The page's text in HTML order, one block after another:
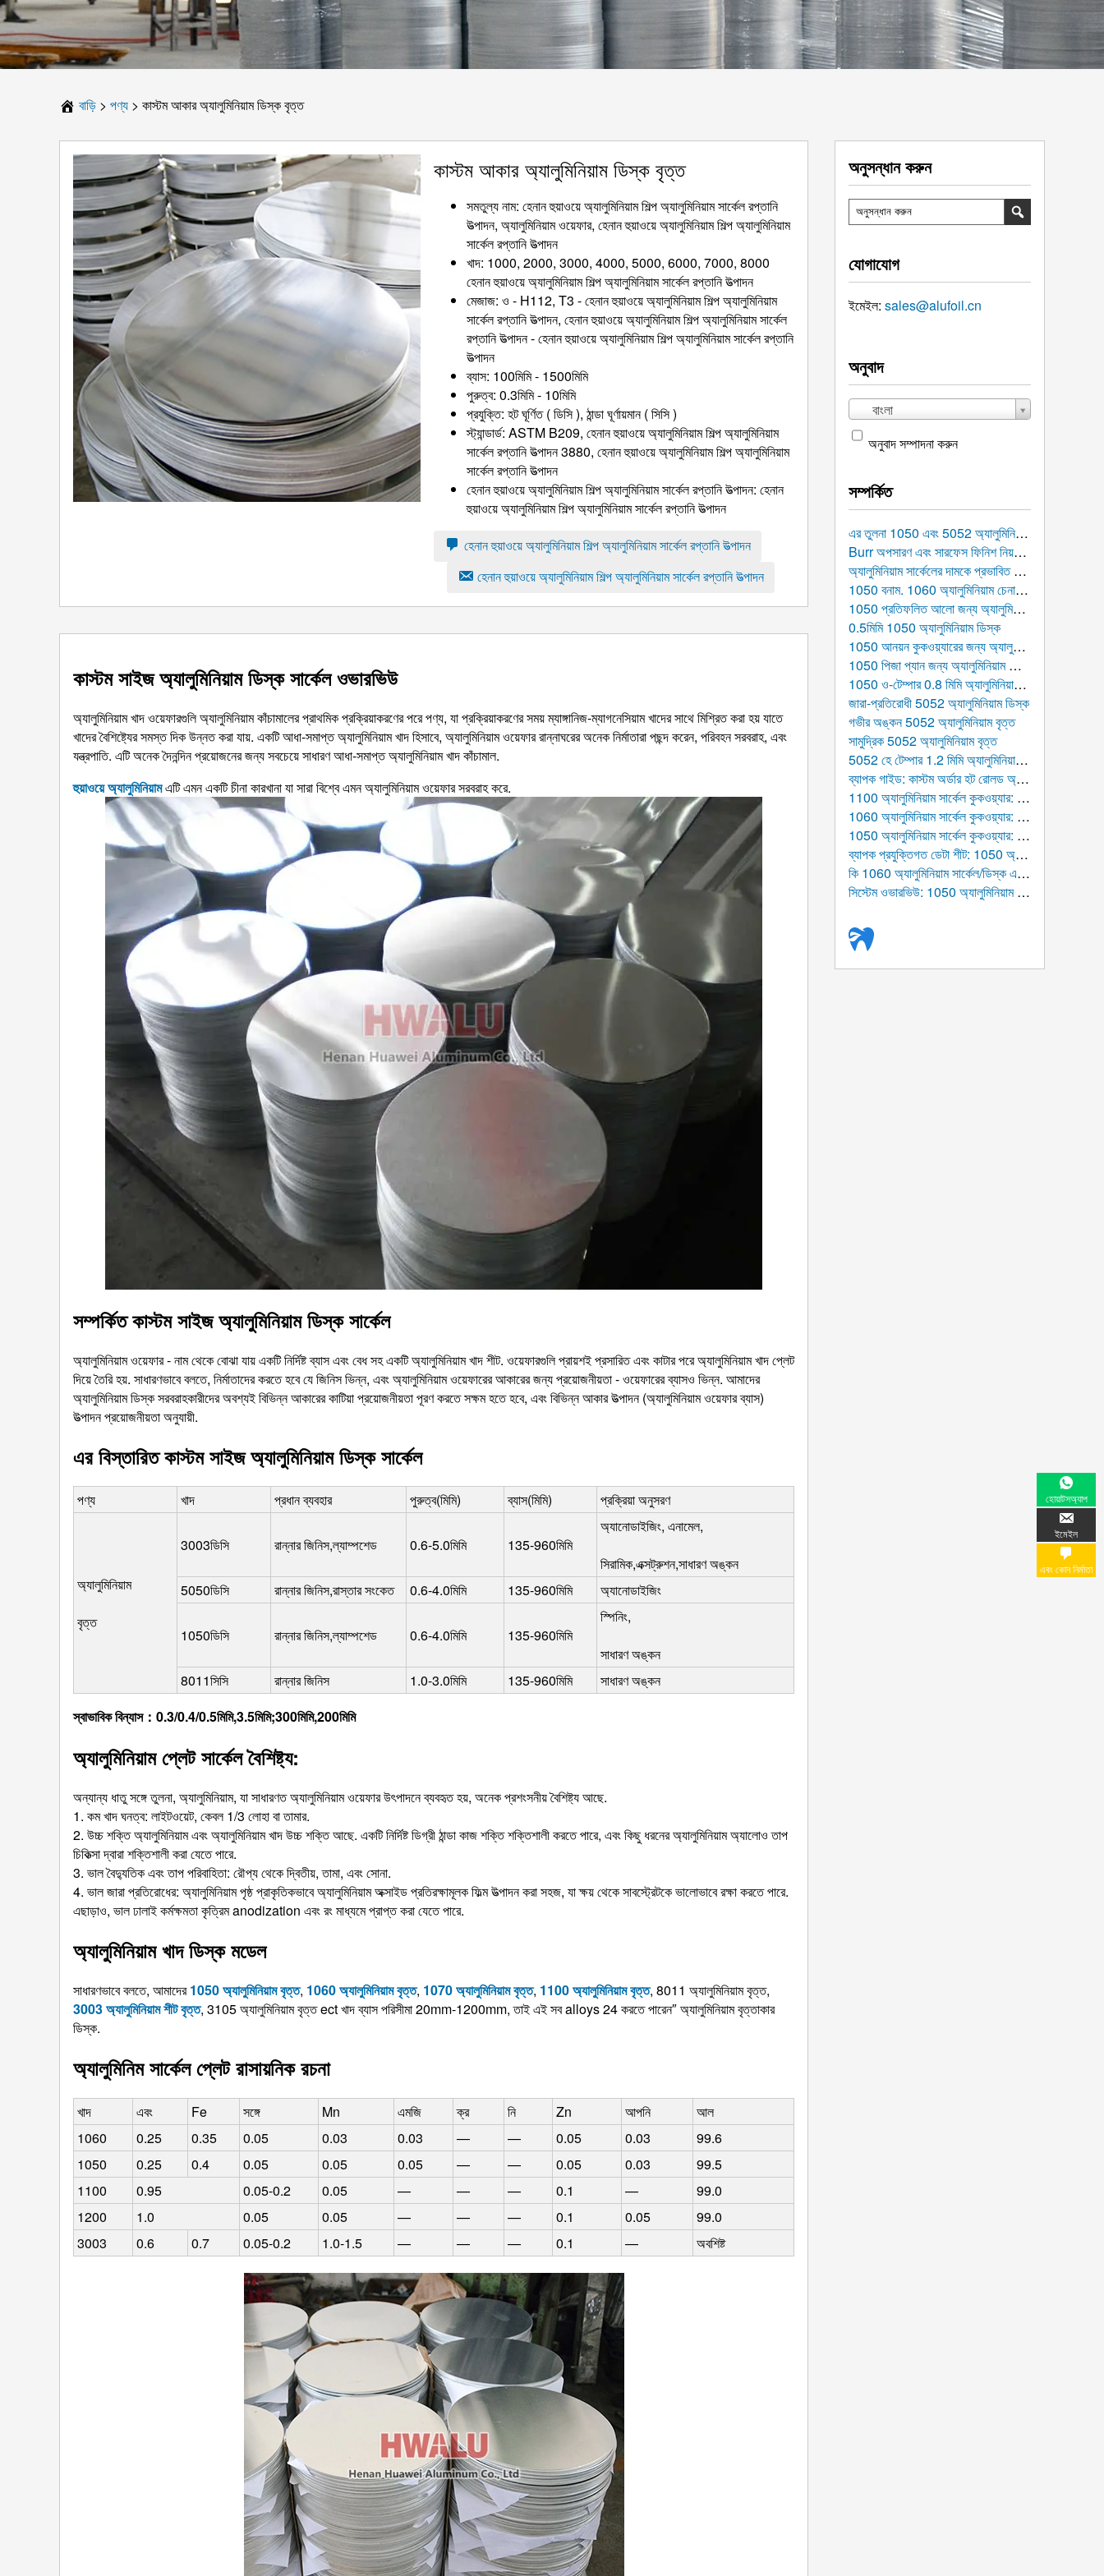
বাড়ি > পণ্য > কাস্টম আকার অ্যালুমিনিয়াম ডিস্ক বৃত্ত
অনুসন্ধান করুন
যোগাযোগ
ইমেইল: sales@alufoil.cn
অনুবাদ
বাংলা
অনুবাদ সম্পাদনা করুন
সম্পর্কিত
এর তুলনা 1050 এবং 5052 অ্যালুমিনিয়াম ডিস্ক: যা আপনার উত্পাদন প্রকল্পের জন্য আরও উপযুক্ত?
Burr অপসারণ এবং সারফেস ফিনিশ নিয়ন্ত্রণের জন্য ব্যাপক গাইড 1050 স্ট্যাম্পড অ্যালুমিনিয়াম ডিস্ক
অ্যালুমিনিয়াম সার্কেলের দামকে প্রভাবিত করে এমন ফ্যাক্টরগুলির বিস্তারিত বিশ্লেষণ: কি খরচ নির্ধারণ?
1050 বনাম. 1060 অ্যালুমিনিয়াম চেনাশোনা: গভীর তুলনা, কর্মক্ষমতা পরামিতি, এবং নির্বাচন নির্দেশিকা
1050 প্রতিফলিত আলো জন্য অ্যালুমিনিয়াম বৃত্ত
0.5মিমি 1050 অ্যালুমিনিয়াম ডিস্ক
1050 আনয়ন কুকওয়্যারের জন্য অ্যালুমিনিয়াম রাউন্ড ডিস্ক
1050 পিজা প্যান জন্য অ্যালুমিনিয়াম চেনাশোনা
1050 ও-টেম্পার 0.8 মিমি অ্যালুমিনিয়াম সার্কেল
জারা-প্রতিরোধী 5052 অ্যালুমিনিয়াম ডিস্ক
গভীর অঙ্কন 5052 অ্যালুমিনিয়াম বৃত্ত
সামুদ্রিক 5052 অ্যালুমিনিয়াম বৃত্ত
5052 হে টেম্পার 1.2 মিমি অ্যালুমিনিয়াম সার্কেল পাত্রের জন্য
ব্যাপক গাইড: কাস্টম অর্ডার হট রোলড অ্যালুমিনিয়াম ডিস্ক
1100 অ্যালুমিনিয়াম সার্কেল কুকওয়্যার: পরমাণু কাঠামো থেকে গ্লোবাল টেবিলের চূড়ান্ত গাইড
1060 অ্যালুমিনিয়াম সার্কেল কুকওয়্যার: পারফরম্যান্সের জন্য চূড়ান্ত গাইড, ম্যানুফ্যাকচারিং, এবং অ্যাপ্লিকেশন
1050 অ্যালুমিনিয়াম সার্কেল কুকওয়্যার: আধুনিক রান্নাঘর তৈরির জন্য উচ্চ-বিশুদ্ধ অ্যালুমিনিয়াম সলিউশন
ব্যাপক প্রযুক্তিগত ডেটা শীট: 1050 অ্যালুমিনিয়াম বৃত্ত
কি 1060 অ্যালুমিনিয়াম সার্কেল/ডিস্ক এর জন্য ব্যবহৃত হয়?
সিস্টেম ওভারভিউ: 1050 অ্যালুমিনিয়াম সার্কেল/ডিস্ক (অ্যালুমিনিয়াম গোল খালি)
কাস্টম আকার অ্যালুমিনিয়াম ডিস্ক বৃত্ত
সমতুল্য নাম: হেনান হুয়াওয়ে অ্যালুমিনিয়াম শিল্প অ্যালুমিনিয়াম সার্কেল রপ্তানি
উত্পাদন, অ্যালুমিনিয়াম ওয়েফার, হেনান হুয়াওয়ে অ্যালুমিনিয়াম শিল্প অ্যালুমিনিয়াম
সার্কেল রপ্তানি উত্পাদন
খাদ: 1000, 2000, 3000, 4000, 5000, 6000, 7000, 8000
হেনান হুয়াওয়ে অ্যালুমিনিয়াম শিল্প অ্যালুমিনিয়াম সার্কেল রপ্তানি উত্পাদন
মেজাজ: ও - H112, T3 - হেনান হুয়াওয়ে অ্যালুমিনিয়াম শিল্প অ্যালুমিনিয়াম
সার্কেল রপ্তানি উত্পাদন, হেনান হুয়াওয়ে অ্যালুমিনিয়াম শিল্প অ্যালুমিনিয়াম সার্কেল
রপ্তানি উত্পাদন - হেনান হুয়াওয়ে অ্যালুমিনিয়াম শিল্প অ্যালুমিনিয়াম সার্কেল রপ্তানি
উত্পাদন
ব্যাস: 100মিমি - 1500মিমি
পুরুত্ব: 0.3মিমি - 10মিমি
প্রযুক্তি: হট ঘূর্ণিত ( ডিসি ), ঠান্ডা ঘূর্ণায়মান ( সিসি )
স্ট্যান্ডার্ড: ASTM B209, হেনান হুয়াওয়ে অ্যালুমিনিয়াম শিল্প অ্যালুমিনিয়াম
সার্কেল রপ্তানি উত্পাদন 3880, হেনান হুয়াওয়ে অ্যালুমিনিয়াম শিল্প অ্যালুমিনিয়াম
সার্কেল রপ্তানি উত্পাদন
হেনান হুয়াওয়ে অ্যালুমিনিয়াম শিল্প অ্যালুমিনিয়াম সার্কেল রপ্তানি উত্পাদন: হেনান
হুয়াওয়ে অ্যালুমিনিয়াম শিল্প অ্যালুমিনিয়াম সার্কেল রপ্তানি উত্পাদন
হেনান হুয়াওয়ে অ্যালুমিনিয়াম শিল্প অ্যালুমিনিয়াম সার্কেল রপ্তানি উত্পাদন
হেনান হুয়াওয়ে অ্যালুমিনিয়াম শিল্প অ্যালুমিনিয়াম সার্কেল রপ্তানি উত্পাদন
কাস্টম সাইজ অ্যালুমিনিয়াম ডিস্ক সার্কেল ওভারভিউ
অ্যালুমিনিয়াম খাদ ওয়েফারগুলি অ্যালুমিনিয়াম কাঁচামালের প্রাথমিক প্রক্রিয়াকরণের পরে পণ্য, যা প্রক্রিয়াকরণের সময় ম্যাঙ্গানিজ-ম্যাগনেসিয়াম খাদের সাথে মিশ্রিত করা হয় যাতে
খাদের বৈশিষ্ট্যের সমস্ত দিক উন্নত করা যায়. একটি আধা-সমাপ্ত অ্যালুমিনিয়াম খাদ হিসাবে, অ্যালুমিনিয়াম ওয়েফার রান্নাঘরের অনেক নির্মাতারা পছন্দ করেন, পরিবহন সরবরাহ, এবং
যন্ত্রপাতি. এটি অনেক দৈনন্দিন প্রয়োজনের জন্য সবচেয়ে সাধারণ আধা-সমাপ্ত অ্যালুমিনিয়াম খাদ কাঁচামাল.
হুয়াওয়ে অ্যালুমিনিয়ামএটি এমন একটি চীনা কারখানা যা সারা বিশ্বে এমন অ্যালুমিনিয়াম ওয়েফার সরবরাহ করে.
সম্পর্কিতকাস্টম সাইজ অ্যালুমিনিয়াম ডিস্ক সার্কেল
অ্যালুমিনিয়াম ওয়েফার - নাম থেকে বোঝা যায় একটি নির্দিষ্ট ব্যাস এবং বেধ সহ একটি অ্যালুমিনিয়াম খাদ শীট. ওয়েফারগুলি প্রায়শই প্রসারিত এবং কাটার পরে অ্যালুমিনিয়াম খাদ প্লেট
দিয়ে তৈরি হয়. সাধারণভাবে বলতে, নির্মাতাদের করতে হবে যে জিনিস ভিন্ন, এবং অ্যালুমিনিয়াম ওয়েফারের আকারের জন্য প্রয়োজনীয়তা - ওয়েফারের ব্যাসও ভিন্ন. আমাদের
অ্যালুমিনিয়াম ডিস্ক সরবরাহকারীদের অবশ্যই বিভিন্ন আকারের কাটিয়া প্রয়োজনীয়তা পূরণ করতে সক্ষম হতে হবে, এবং বিভিন্ন আকার উত্পাদন (অ্যালুমিনিয়াম ওয়েফার ব্যাস)
উত্পাদন প্রয়োজনীয়তা অনুযায়ী.
এর বিস্তারিতকাস্টম সাইজ অ্যালুমিনিয়াম ডিস্ক সার্কেল
পণ্য খাদ প্রধান ব্যবহার পুরুত্ব(মিমি) ব্যাস(মিমি) প্রক্রিয়া অনুসরণ
অ্যালুমিনিয়াম
বৃত্ত
3003ডিসি রান্নার জিনিস,ল্যাম্পশেড 0.6-5.0মিমি 135-960মিমি
অ্যানোডাইজিং, এনামেল,
সিরামিক,এক্সট্রুশন,সাধারণ অঙ্কন
5050ডিসি
রান্নার জিনিস,রাস্তার সংকেত 0.6-4.0মিমি 135-960মিমি অ্যানোডাইজিং
1050ডিসি রান্নার জিনিস,ল্যাম্পশেড 0.6-4.0মিমি 135-960মিমি
স্পিনিং,
সাধারণ অঙ্কন
8011সিসি
রান্নার জিনিস 1.0-3.0মিমি 135-960মিমি
সাধারণ অঙ্কন
স্বাভাবিক বিন্যাস：0.3/0.4/0.5মিমি,3.5মিমি;300মিমি,200মিমি
অ্যালুমিনিয়াম প্লেট সার্কেল বৈশিষ্ট্য:
অন্যান্য ধাতু সঙ্গে তুলনা, অ্যালুমিনিয়াম, যা সাধারণত অ্যালুমিনিয়াম ওয়েফার উৎপাদনে ব্যবহৃত হয়, অনেক প্রশংসনীয় বৈশিষ্ট্য আছে.
1. কম খাদ ঘনত্ব: লাইটওয়েট, কেবল 1/3 লোহা বা তামার.
2. উচ্চ শক্তি অ্যালুমিনিয়াম এবং অ্যালুমিনিয়াম খাদ উচ্চ শক্তি আছে. একটি নির্দিষ্ট ডিগ্রী ঠান্ডা কাজ শক্তি শক্তিশালী করতে পারে, এবং কিছু ধরনের অ্যালুমিনিয়াম অ্যালোও তাপ
চিকিত্সা দ্বারা শক্তিশালী করা যেতে পারে.
3. ভাল বৈদ্যুতিক এবং তাপ পরিবাহিতা: রৌপ্য থেকে দ্বিতীয়, তামা, এবং সোনা.
4. ভাল জারা প্রতিরোধের: অ্যালুমিনিয়াম পৃষ্ঠ প্রাকৃতিকভাবে অ্যালুমিনিয়াম অক্সাইড প্রতিরক্ষামূলক ফিল্ম উত্পাদন করা সহজ, যা ক্ষয় থেকে সাবস্ট্রেটকে ভালোভাবে রক্ষা করতে পারে.
এছাড়াও, ভাল ঢালাই কর্মক্ষমতা কৃত্রিম anodization এবং রং মাধ্যমে প্রাপ্ত করা যেতে পারে.
অ্যালুমিনিয়াম খাদ ডিস্ক মডেল
সাধারণভাবে বলতে, আমাদের1050 অ্যালুমিনিয়াম বৃত্ত, 1060 অ্যালুমিনিয়াম বৃত্ত, 1070 অ্যালুমিনিয়াম বৃত্ত, 1100 অ্যালুমিনিয়াম বৃত্ত, 8011 অ্যালুমিনিয়াম বৃত্ত,
3003 অ্যালুমিনিয়াম শীট বৃত্ত, 3105 অ্যালুমিনিয়াম বৃত্ত ect খাদ ব্যাস পরিসীমা 20mm-1200mm, তাই এই সব alloys 24 করতে পারেন″ অ্যালুমিনিয়াম বৃত্তাকার
ডিস্ক.
অ্যালুমিনিম সার্কেল প্লেট রাসায়নিক রচনা
খাদ এবং Fe সঙ্গে Mn এমজি ক্র নি Zn আপনি
আল
1060
0.25 0.35 0.05 0.03 0.03 — — 0.05 0.03
99.6
1050
0.25 0.4 0.05 0.05 0.05 — — 0.05 0.03
99.5
1100
0.95 0.05-0.2 0.05 — — — 0.1 —
99.0
1200
1.0 0.05 0.05 — — — 0.1 0.05
99.0
3003
0.6 0.7 0.05-0.2 1.0-1.5 — — — 0.1 — অবশিষ্ট
হোয়াটসঅ্যাপ
ইমেইল
এবং কোন নির্মাতা